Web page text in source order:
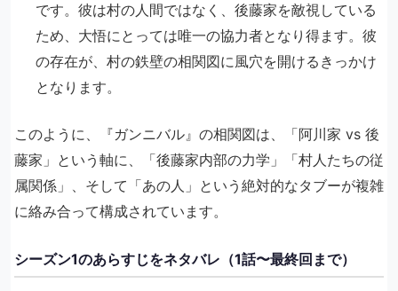
です。彼は村の人間ではなく、後藤家を敵視している
ため、大悟にとっては唯一の協力者となり得ます。彼
の存在が、村の鉄壁の相関図に風穴を開けるきっかけ
となります。
このように、『ガンニバル』の相関図は、「阿川家 vs 後
藤家」という軸に、「後藤家内部の力学」「村人たちの従
属関係」、そして「あの人」という絶対的なタブーが複雑
に絡み合って構成されています。
シーズン1のあらすじをネタバレ（1話〜最終回まで）